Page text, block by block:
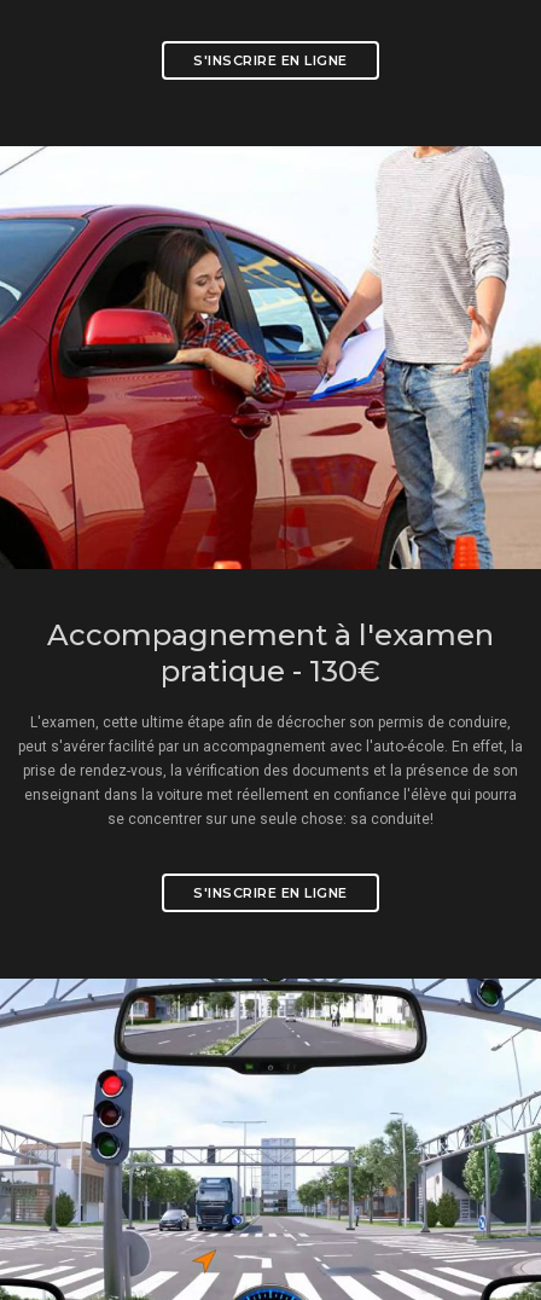
S'INSCRIRE EN LIGNE
Accompagnement à l'examen
pratique - 130€
L'examen, cette ultime étape afin de décrocher son permis de conduire,
peut s'avérer facilité par un accompagnement avec l'auto-école. En effet, la
prise de rendez-vous, la vérification des documents et la présence de son
enseignant dans la voiture met réellement en confiance l'élève qui pourra
se concentrer sur une seule chose: sa conduite!
S'INSCRIRE EN LIGNE